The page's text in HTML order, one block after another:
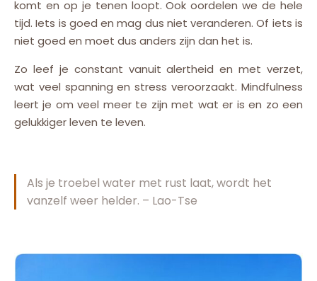
komt en op je tenen loopt. Ook oordelen we de hele
tijd. Iets is goed en mag dus niet veranderen. Of iets is
niet goed en moet dus anders zijn dan het is.
Zo leef je constant vanuit alertheid en met verzet,
wat veel spanning en stress veroorzaakt. Mindfulness
leert je om veel meer te zijn met wat er is en zo een
gelukkiger leven te leven.
Als je troebel water met rust laat, wordt het
vanzelf weer helder. – Lao-Tse